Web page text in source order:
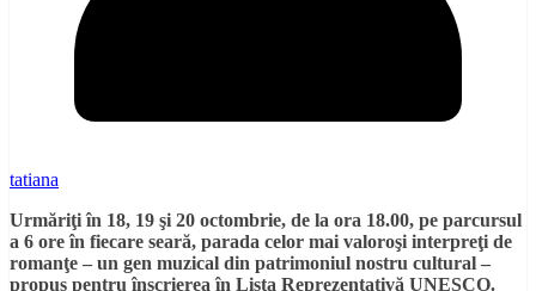
tatiana
Urmăriţi în 18, 19 şi 20 octombrie, de la ora 18.00, pe parcursul
a 6 ore în fiecare seară, parada celor mai valoroşi interpreţi de
romanţe – un gen muzical din patrimoniul nostru cultural –
propus pentru înscrierea în Lista Reprezentativă UNESCO.